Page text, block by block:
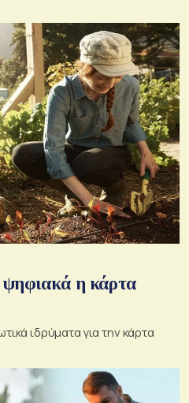
ψηφιακά η κάρτα
ιδρύματα για την κάρτα